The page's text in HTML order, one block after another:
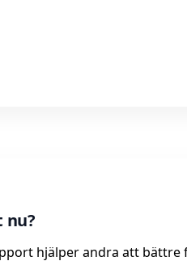
nu?
hjälper andra att bättre